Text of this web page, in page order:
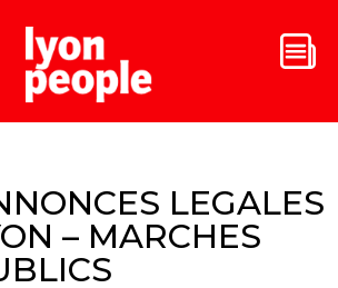
LEGALES
– MARCHES